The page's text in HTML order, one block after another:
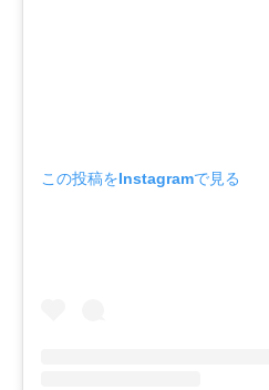
この投稿をInstagramで見る